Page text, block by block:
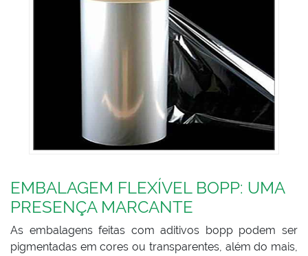
EMBALAGEM FLEXÍVEL BOPP: UMA
PRESENÇA MARCANTE
As embalagens feitas com aditivos bopp podem ser
pigmentadas em cores ou transparentes, além do mais,